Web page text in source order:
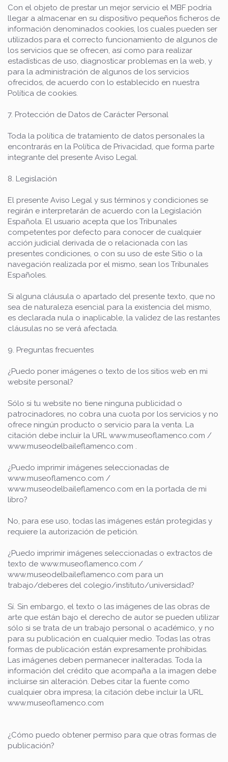
Con el objeto de prestar un mejor servicio el MBF podría
llegar a almacenar en su dispositivo pequeños ficheros de
información denominados cookies, los cuales pueden ser
utilizados para el correcto funcionamiento de algunos de
los servicios que se ofrecen, así como para realizar
estadísticas de uso, diagnosticar problemas en la web, y
para la administración de algunos de los servicios
ofrecidos, de acuerdo con lo establecido en nuestra
Política de cookies.
7. Protección de Datos de Carácter Personal
Toda la política de tratamiento de datos personales la
encontrarás en la Política de Privacidad, que forma parte
integrante del presente Aviso Legal.
8. Legislación
El presente Aviso Legal y sus términos y condiciones se
regirán e interpretarán de acuerdo con la Legislación
Española. El usuario acepta que los Tribunales
competentes por defecto para conocer de cualquier
acción judicial derivada de o relacionada con las
presentes condiciones, o con su uso de este Sitio o la
navegación realizada por el mismo, sean los Tribunales
Españoles.
Si alguna cláusula o apartado del presente texto, que no
sea de naturaleza esencial para la existencia del mismo,
es declarada nula o inaplicable, la validez de las restantes
cláusulas no se verá afectada.
9. Preguntas frecuentes
¿Puedo poner imágenes o texto de los sitios web en mi
website personal?
Sólo si tu website no tiene ninguna publicidad o
patrocinadores, no cobra una cuota por los servicios y no
ofrece ningún producto o servicio para la venta. La
citación debe incluir la URL www.museoflamenco.com /
www.museodelbaileflamenco.com .
¿Puedo imprimir imágenes seleccionadas de
www.museoflamenco.com /
www.museodelbaileflamenco.com en la portada de mi
libro?
No, para ese uso, todas las imágenes están protegidas y
requiere la autorización de petición.
¿Puedo imprimir imágenes seleccionadas o extractos de
texto de www.museoflamenco.com /
www.museodelbaileflamenco.com para un
trabajo/deberes del colegio/instituto/universidad?
Sí. Sin embargo, el texto o las imágenes de las obras de
arte que están bajo el derecho de autor se pueden utilizar
sólo si se trata de un trabajo personal o académico, y no
para su publicación en cualquier medio. Todas las otras
formas de publicación están expresamente prohibidas.
Las imágenes deben permanecer inalteradas. Toda la
información del crédito que acompaña a la imagen debe
incluirse sin alteración. Debes citar la fuente como
cualquier obra impresa; la citación debe incluir la URL
www.museoflamenco.com
¿Cómo puedo obtener permiso para que otras formas de
publicación?